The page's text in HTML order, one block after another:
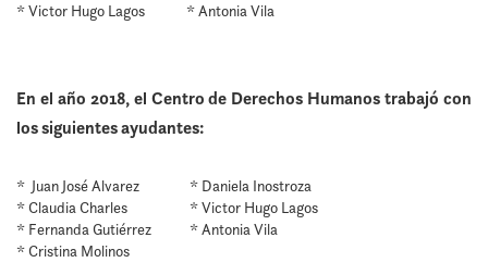
* Victor Hugo Lagos
* Antonia Vila
En el año 2018, el Centro de Derechos Humanos trabajó con
los siguientes ayudantes:
* Juan José Alvarez
* Daniela Inostroza
* Claudia Charles
* Victor Hugo Lagos
* Fernanda Gutiérrez
* Antonia Vila
* Cristina Molinos